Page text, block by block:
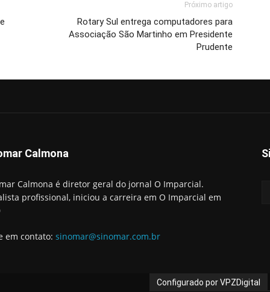
Próximo artigo
Rotary Sul entrega computadores para
Associação São Martinho em Presidente
Prudente
Calmona
Calmona é diretor geral do jornal O Imparcial.
profissional, iniciou a carreira em O Imparcial em
em contato: sinomar@sinomar.com.br
Configurado por VPZDigital